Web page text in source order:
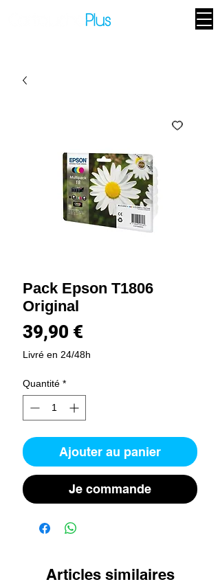
Pack Epson T1806
Original
39,90 €
Livré en 24/48h
Quantité *
Ajouter au panier
Je commande
Articles similaires